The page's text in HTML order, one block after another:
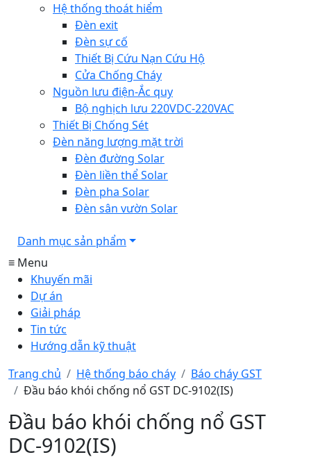
Hệ thống thoát hiểm
Đèn exit
Đèn sự cố
Thiết Bị Cứu Nạn Cứu Hộ
Cửa Chống Cháy
Nguồn lưu điện-Ắc quy
Bộ nghịch lưu 220VDC-220VAC
Thiết Bị Chống Sét
Đèn năng lượng mặt trời
Đèn đường Solar
Đèn liền thể Solar
Đèn pha Solar
Đèn sân vườn Solar
Danh mục sản phẩm
≡ Menu
Khuyến mãi
Dự án
Giải pháp
Tin tức
Hướng dẫn kỹ thuật
Trang chủ
Hệ thống báo cháy
Báo cháy GST
Đầu báo khói chống nổ GST DC-9102(IS)
Đầu báo khói chống nổ GST
DC-9102(IS)